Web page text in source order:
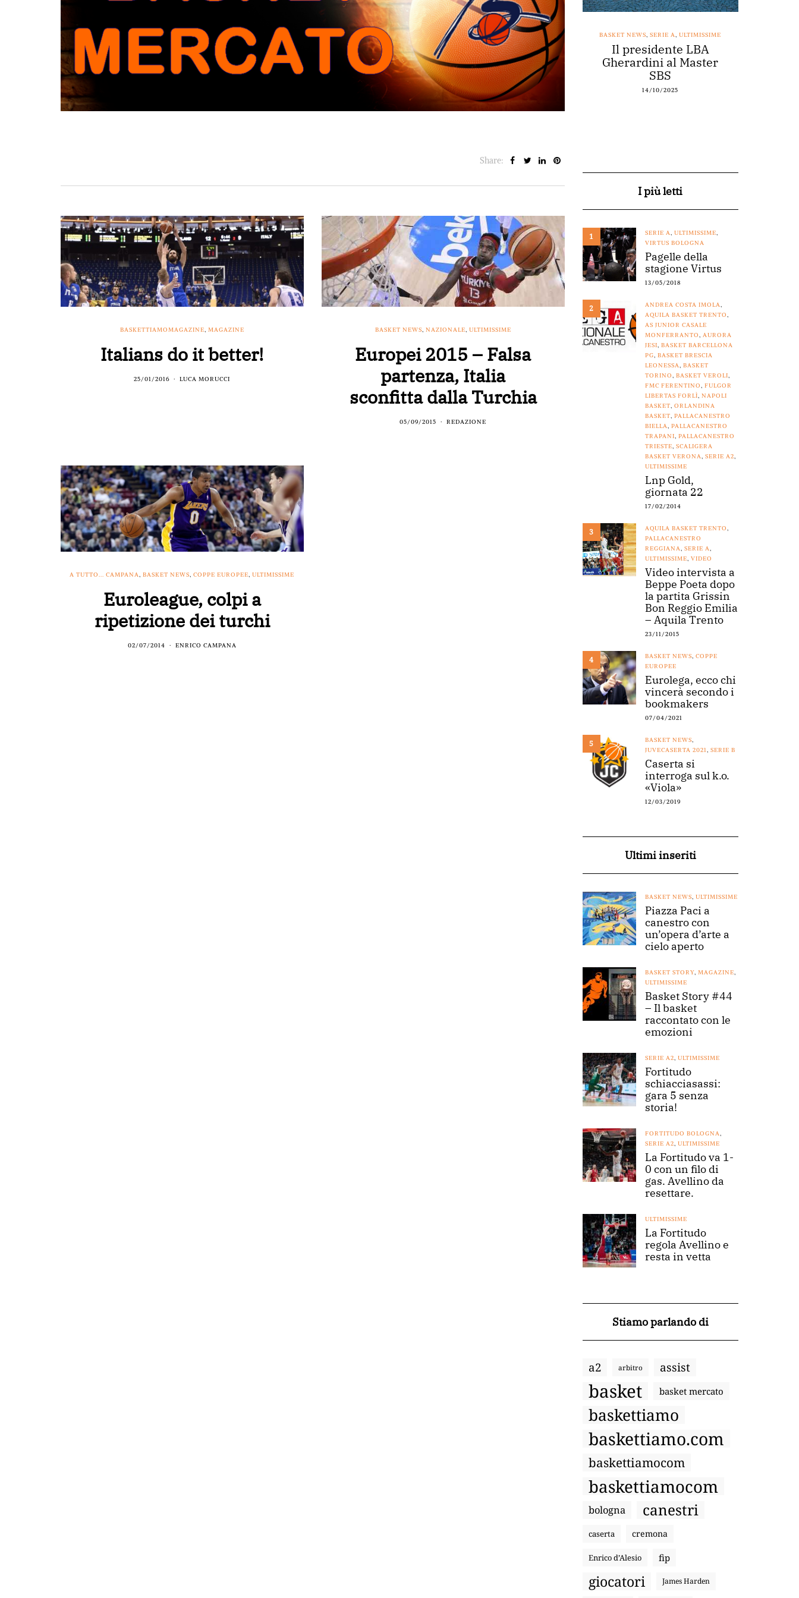
Share:
BASKETTIAMOMAGAZINE, MAGAZINE
Italians do it better!
25/01/2016 LUCA MORUCCI
BASKET NEWS, NAZIONALE, ULTIMISSIME
Europei 2015 – Falsa
partenza, Italia
sconfitta dalla Turchia
05/09/2015 REDAZIONE
A TUTTO... CAMPANA ,BASKET NEWS ,COPPE EUROPEE ,ULTIMISSIME
Euroleague, colpi a
ripetizione dei turchi
02/07/2014 ENRICO CAMPANA
BASKET TORINO ,BENEDETTO XIV CENTO
BERGAMO BASKET 2014
FORLÌ
PALLACANESTRO 2.015, FORTITUDO BOLOGNA
NEW BASKET BRINDISI
PISTOIA BASKET
ROSETO,SCAFATI BASKET 1969
SCALIGERA
Serie A2, le protagoniste
BASKET NEWS ,ULTIMISSIME
Alla Roig Arena di
Valencia arriva «The
Eye»
BASKET NEWS,ULTIMISSIME
Piazza Paci a canestro
con un’opera d’arte a
cielo aperto
17/06/2026
BASKET NEWS,SERIE A,ULTIMISSIME
Il presidente LBA
Gherardini al Master
SBS
14/10/2025
I più letti
1 SERIE A, ULTIMISSIME,
VIRTUS BOLOGNA
Pagelle della
stagione Virtus
13/05/2018
2 ANDREA COSTA IMOLA,
AQUILA BASKET TRENTO,
AS JUNIOR CASALE
MONFERRANTO, AURORA
JESI, BASKET BARCELLONA
PG, BASKET BRESCIA
LEONESSA, BASKET
TORINO, BASKET VEROLI,
FMC FERENTINO, FULGOR
LIBERTAS FORLÌ, NAPOLI
BASKET, ORLANDINA
BASKET, PALLACANESTRO
BIELLA, PALLACANESTRO
TRAPANI, PALLACANESTRO
TRIESTE, SCALIGERA
BASKET VERONA, SERIE A2,
ULTIMISSIME
Lnp Gold,
giornata 22
17/02/2014
3 AQUILA BASKET TRENTO,
PALLACANESTRO
REGGIANA, SERIE A,
ULTIMISSIME, VIDEO
Video intervista a
Beppe Poeta dopo
la partita Grissin
Bon Reggio Emilia
– Aquila Trento
23/11/2015
4 BASKET NEWS, COPPE
EUROPEE
Eurolega, ecco chi
vincerà secondo i
bookmakers
07/04/2021
5 BASKET NEWS,
JUVECASERTA 2021, SERIE B
Caserta si
interroga sul k.o.
«Viola»
12/03/2019
Ultimi inseriti
BASKET NEWS, ULTIMISSIME
Piazza Paci a
canestro con
un’opera d’arte a
cielo aperto
BASKET STORY, MAGAZINE,
ULTIMISSIME
Basket Story #44
– Il basket
raccontato con le
emozioni
SERIE A2, ULTIMISSIME
Fortitudo
schiacciasassi:
gara 5 senza
storia!
FORTITUDO BOLOGNA,
SERIE A2, ULTIMISSIME
La Fortitudo va 1-
0 con un filo di
gas. Avellino da
resettare.
ULTIMISSIME
La Fortitudo
regola Avellino e
resta in vetta
Stiamo parlando di
a2 arbitro assist
basket basket mercato
baskettiamo
baskettiamo.com
baskettiamocom
baskettiamocom
bologna canestri
caserta cremona
Enrico d’Alesio fip
giocatori James Harden